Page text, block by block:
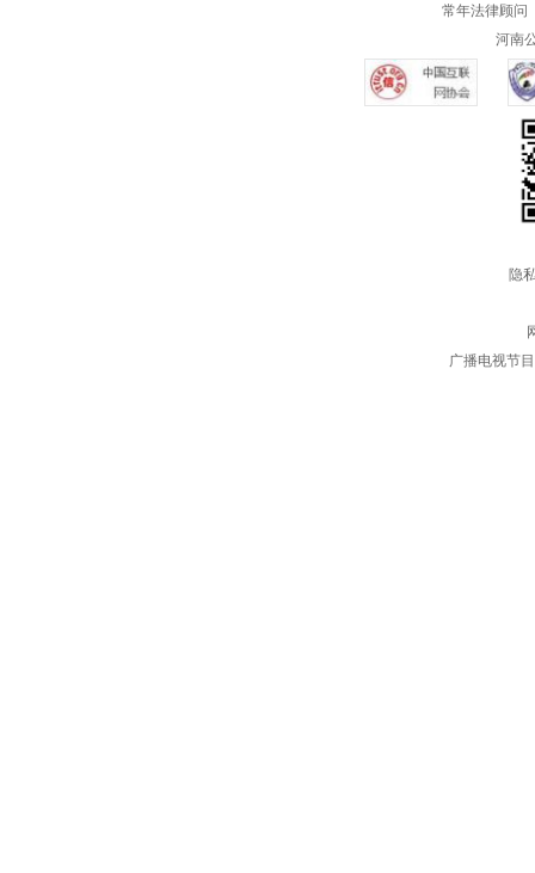
常年法律顾问
河南
隐
广播电视节